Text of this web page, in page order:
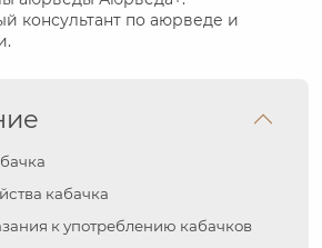
консультант по аюрведе и
кабачка
к употреблению кабачков